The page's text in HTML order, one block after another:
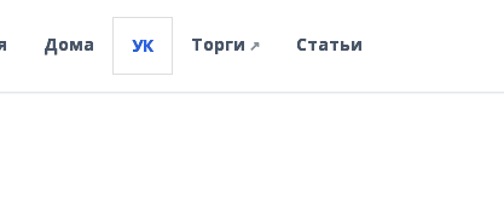
Дома УК Торги ↗ Статьи